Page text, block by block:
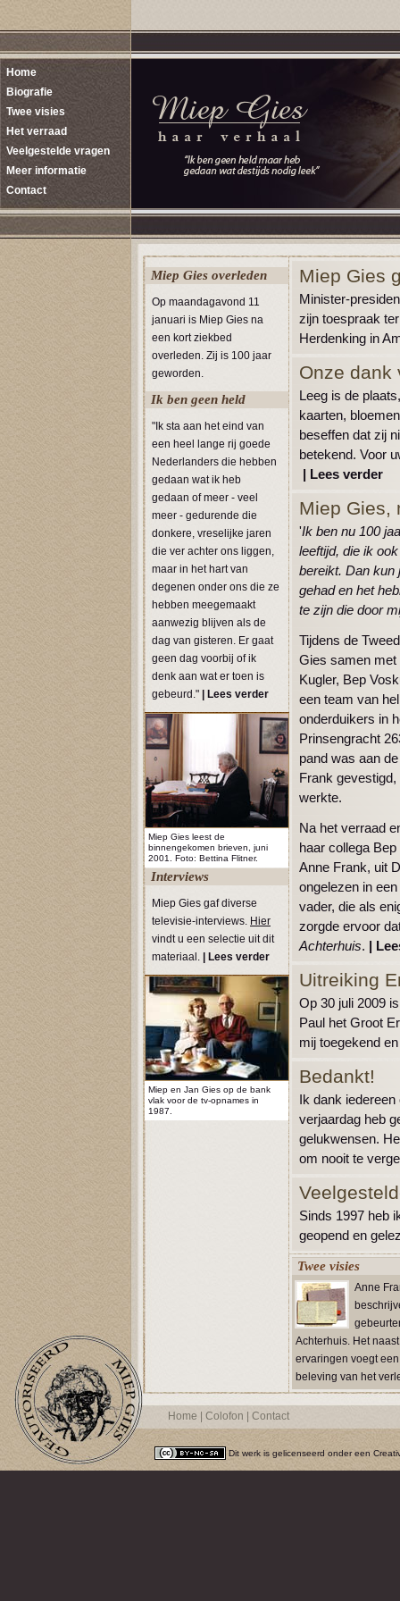
Home
Biografie
Twee visies
Het verraad
Veelgestelde vragen
Meer informatie
Contact
Miep Gies overleden
Op maandagavond 11
januari is Miep Gies na
een kort ziekbed
overleden. Zij is 100 jaar
geworden.
Ik ben geen held
"Ik sta aan het eind van
een heel lange rij goede
Nederlanders die hebben
gedaan wat ik heb
gedaan of meer - veel
meer - gedurende die
donkere, vreselijke jaren
die ver achter ons liggen,
maar in het hart van
degenen onder ons die ze
hebben meegemaakt
aanwezig blijven als de
dag van gisteren. Er gaat
geen dag voorbij of ik
denk aan wat er toen is
gebeurd."
Lees verder
Miep Gies leest de
binnengekomen brieven, juni
2001. Foto: Bettina Flitner.
Interviews
Miep Gies gaf diverse
televisie-interviews. Hier
vindt u een selectie uit dit
materiaal.
Lees verder
Miep en Jan Gies op de bank
vlak voor de tv-opnames in
1987.
Miep Gies
Minister-
zijn toespraak
Herdenking in
Onze dank
Leeg is de
kaarten,
beseffen dat zij
betekend. Voor
| Lees verder
Miep Gies,
'Ik ben nu 100
leeftijd, die ik
bereikt. Dan kun
gehad en het
te zijn die door
Tijdens de
Gies samen met
Kugler, Bep
een team van
onderduikers in
Prinsengracht
pand was aan
Frank
werkte.
Na het verraad
haar collega
Anne Frank, uit
ongelezen in
vader, die als
zorgde ervoor
Achterhuis. |
Uitreiking
Op 30 juli 2009
Paul het Groot
mij toegekend
Bedankt!
Ik dank
verjaardag heb
gelukwensen.
om nooit te
Sinds 1997 heb
geopend en
Twee visies
Anne
Achterhuis. Het
ervaringen voegt
beleving van het
Home Colofon Contact
Dit werk is gelicenseerd onder een